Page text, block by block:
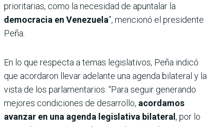
prioritarias, como la necesidad de apuntalar la
democracia en Venezuela”, mencionó el presidente
Peña.
En lo que respecta a temas legislativos, Peña indicó
que acordaron llevar adelante una agenda bilateral y la
vista de los parlamentarios. “Para seguir generando
mejores condiciones de desarrollo, acordamos
avanzar en una agenda legislativa bilateral, por lo